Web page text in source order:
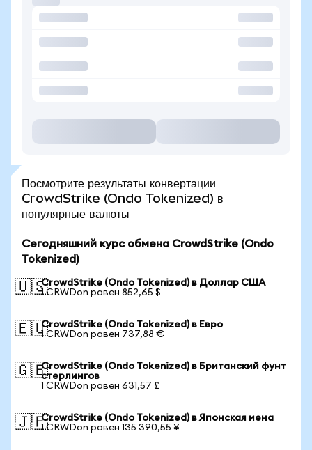
Посмотрите результаты конвертации
CrowdStrike (Ondo Tokenized) в
популярные валюты
Сегодняшний курс обмена CrowdStrike (Ondo
Tokenized)
🇺🇸CrowdStrike (Ondo Tokenized) в Доллар США
1 CRWDon равен 852,65 $
🇪🇺CrowdStrike (Ondo Tokenized) в Евро
1 CRWDon равен 737,88 €
🇬🇧CrowdStrike (Ondo Tokenized) в Британский фунт
стерлингов
1 CRWDon равен 631,57 £
🇯🇵CrowdStrike (Ondo Tokenized) в Японская иена
1 CRWDon равен 135 390,55 ¥